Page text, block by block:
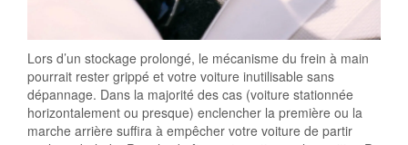
Lors d’un stockage prolongé, le mécanisme du frein à main
pourrait rester grippé et votre voiture inutilisable sans
dépannage. Dans la majorité des cas (voiture stationnée
horizontalement ou presque) enclencher la première ou la
marche arrière suffira à empêcher votre voiture de partir